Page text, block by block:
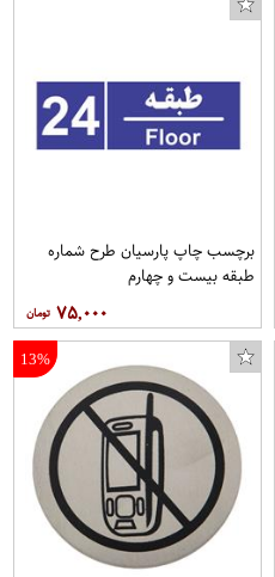
برچسب چاپ پارسیان طرح شماره
طبقه بیست و چهارم
۷۵,۰۰۰
13%